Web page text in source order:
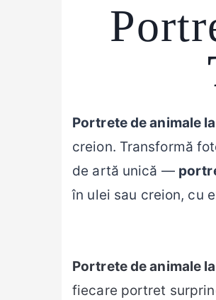
Portrete de animale
creion. Transformă
de artă unică —
în ulei sau creion, cu
Portrete de animale
fiecare portret